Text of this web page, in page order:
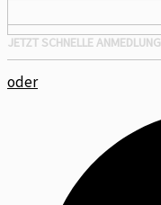
JETZT SCHNELLE ANMEDLUNG
oder